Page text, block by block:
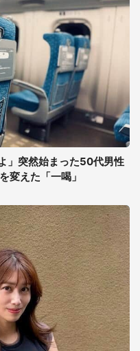
」突然始まった50代男性
変えた「一喝」